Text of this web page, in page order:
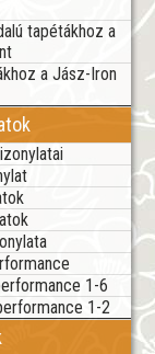
tapétákhoz a
a Jász-Iron
1-6
1-2